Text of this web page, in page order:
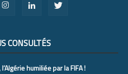
CONSULTÉS
humiliée par la FIFA !